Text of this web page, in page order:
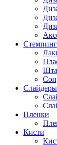
Стемпинг
Слайдеры
Пленки
Кисти